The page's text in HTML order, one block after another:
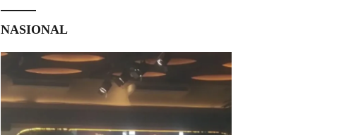
NASIONAL